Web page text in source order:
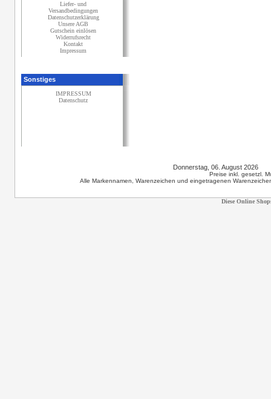
Liefer- und
Versandbedingungen
Datenschutzerklärung
Unsere AGB
Gutschein einlösen
Widerrufsrecht
Kontakt
Impressum
Sonstiges
IMPRESSUM
Datenschutz
Donnerstag, 06. August 2026
Preise inkl. gesetzl.
Alle Markennamen, Warenzeichen und eingetragenen
Diese Online